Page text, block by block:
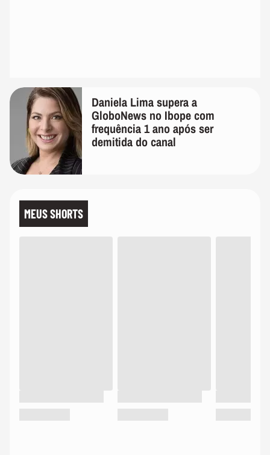
Daniela Lima supera a
GloboNews no Ibope com
frequência 1 ano após ser
demitida do canal
MEUS SHORTS